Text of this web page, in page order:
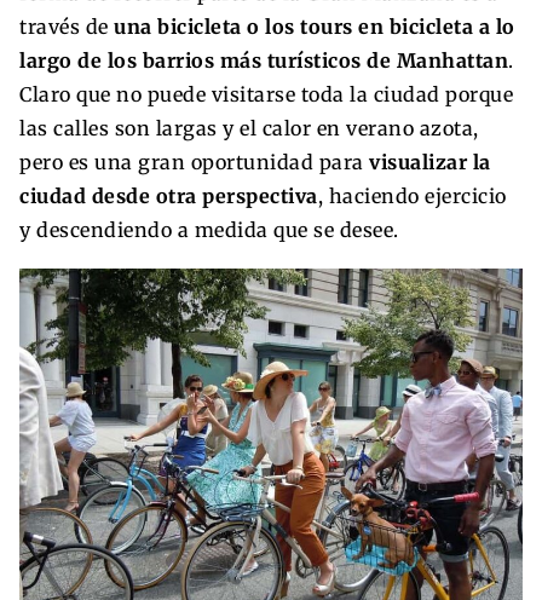
través de una bicicleta o los tours en bicicleta a lo
largo de los barrios más turísticos de Manhattan.
Claro que no puede visitarse toda la ciudad porque
las calles son largas y el calor en verano azota,
pero es una gran oportunidad para visualizar la
ciudad desde otra perspectiva, haciendo ejercicio
y descendiendo a medida que se desee.